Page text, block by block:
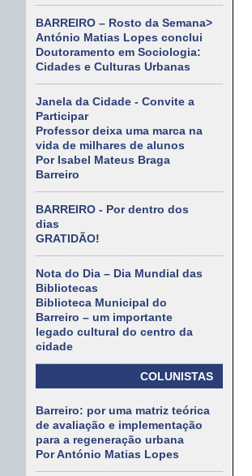
BARREIRO – Rosto da Semana>
António Matias Lopes conclui
Doutoramento em Sociologia:
Cidades e Culturas Urbanas
Janela da Cidade - Convite a
Participar
Professor deixa uma marca na
vida de milhares de alunos
Por Isabel Mateus Braga
Barreiro
BARREIRO - Por dentro dos
dias
GRATIDÃO!
Nota do Dia – Dia Mundial das
Bibliotecas
Biblioteca Municipal do
Barreiro – um importante
legado cultural do centro da
cidade
COLUNISTAS
Barreiro: por uma matriz teórica
de avaliação e implementação
para a regeneração urbana
Por António Matias Lopes